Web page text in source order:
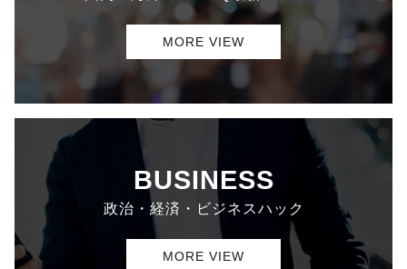
MORE VIEW
BUSINESS
政治・経済・ビジネスハック
MORE VIEW